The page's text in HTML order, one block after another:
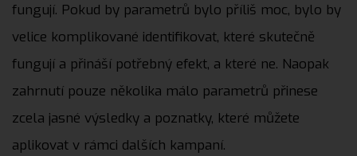
fungují. Pokud by parametrů bylo příliš moc, bylo by
velice komplikované identifikovat, které skutečně
fungují a přináší potřebný efekt, a které ne. Naopak
zahrnutí pouze několika málo parametrů přinese
zcela jasné výsledky a poznatky, které můžete
aplikovat v rámci dalších kampaní.